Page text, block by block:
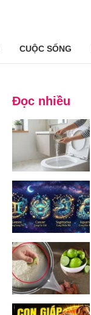
CUỘC SỐNG
Đọc nhiều